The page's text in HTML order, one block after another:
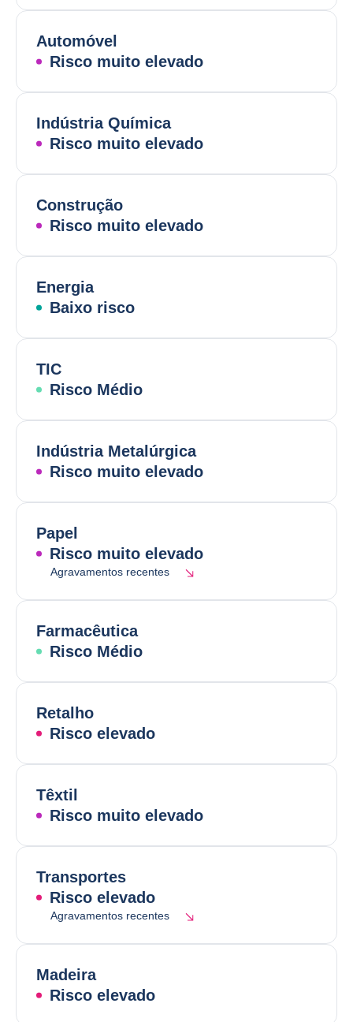
Automóvel
Risco muito elevado
Indústria Química
Risco muito elevado
Construção
Risco muito elevado
Energia
Baixo risco
TIC
Risco Médio
Indústria Metalúrgica
Risco muito elevado
Papel
Risco muito elevado
Agravamentos recentes
Farmacêutica
Risco Médio
Retalho
Risco elevado
Têxtil
Risco muito elevado
Transportes
Risco elevado
Agravamentos recentes
Madeira
Risco elevado